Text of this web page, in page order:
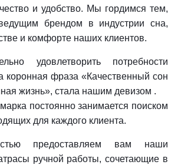
и удобство. Мы гордимся тем,
брендом в индустрии сна,
и комфорте наших клиентов.
удовлетворить потребности
коронная фраза «Качественный сон
жизнь», стала нашим девизом .
постоянно занимается поиском
для каждого клиента.
предоставляем вам наши
ручной работы, сочетающие в